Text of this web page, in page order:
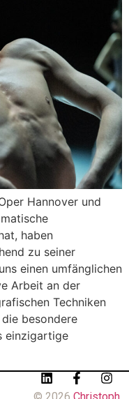
Hannover und
haben
zu seiner
einen umfänglichen
Arbeit an der
Techniken
besondere
einzigartige